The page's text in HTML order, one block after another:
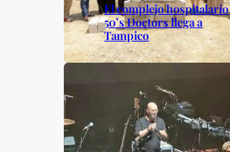
El complejo hospitalario
50’s Doctors llega a
Tampico